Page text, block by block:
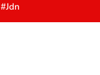
#jdn